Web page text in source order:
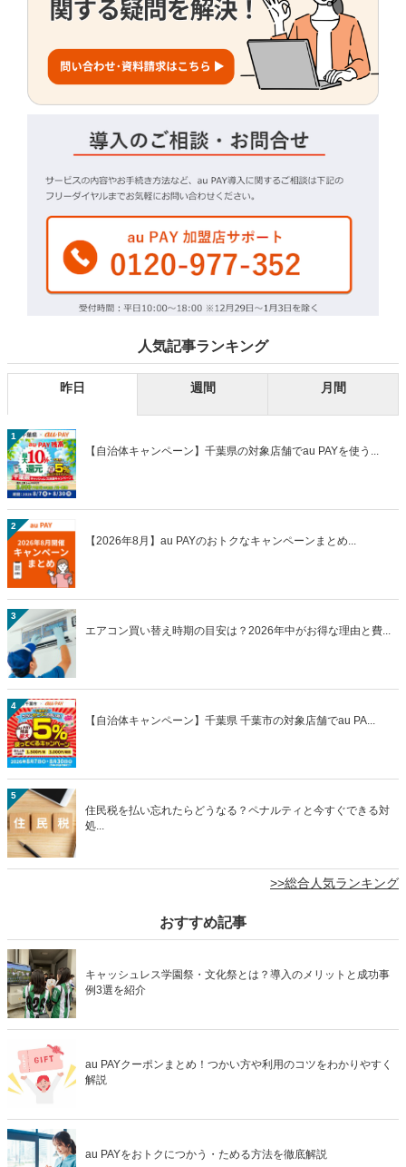
人気記事ランキング
昨日 週間 月間
1
【自治体キャンペーン】千葉県の対象店舗でau PAYを使う...
2
【2026年8月】au PAYのおトクなキャンペーンまとめ...
3
エアコン買い替え時期の目安は？2026年中がお得な理由と費...
4
【自治体キャンペーン】千葉県 千葉市の対象店舗でau PA...
5
住民税を払い忘れたらどうなる？ペナルティと今すぐできる対
処...
>>総合人気ランキング
おすすめ記事
キャッシュレス学園祭・文化祭とは？導入のメリットと成功事
例3選を紹介
au PAYクーポンまとめ！つかい方や利用のコツをわかりやすく
解説
au PAYをおトクにつかう・ためる方法を徹底解説